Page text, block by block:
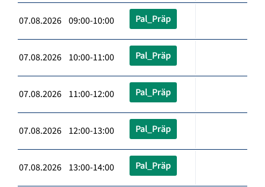
07.08.2026 09:00-10:00 Pal_Präp
07.08.2026 10:00-11:00 Pal_Präp
07.08.2026 11:00-12:00 Pal_Präp
07.08.2026 12:00-13:00 Pal_Präp
07.08.2026 13:00-14:00 Pal_Präp